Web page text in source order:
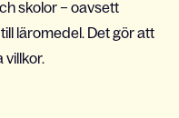
skolor – oavsett
läromedel. Det gör att
villkor.